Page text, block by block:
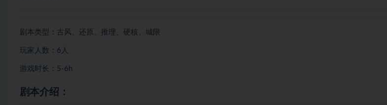
剧本类型：古风、还原、推理、硬核、城限
玩家人数：6人
游戏时长：5-6h
剧本介绍：